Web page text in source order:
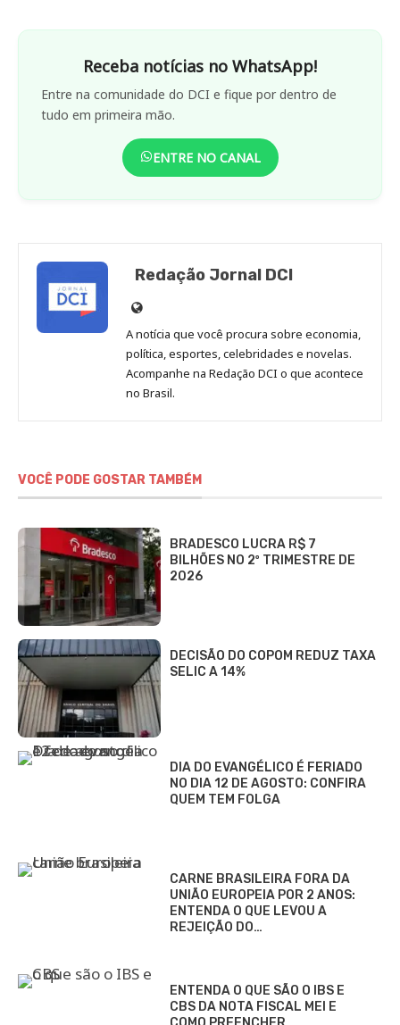
Receba notícias no WhatsApp!
Entre na comunidade do DCI e fique por dentro de
tudo em primeira mão.
ENTRE NO CANAL
Redação Jornal DCI
Site
de
Redação
Jornal
DCI
A notícia que você procura sobre economia,
política, esportes, celebridades e novelas.
Acompanhe na Redação DCI o que acontece
no Brasil.
VOCÊ PODE GOSTAR TAMBÉM
BRADESCO LUCRA R$ 7
BILHÕES NO 2º TRIMESTRE DE
2026
DECISÃO DO COPOM REDUZ TAXA
SELIC A 14%
DIA DO EVANGÉLICO É FERIADO
NO DIA 12 DE AGOSTO: CONFIRA
QUEM TEM FOLGA
CARNE BRASILEIRA FORA DA
UNIÃO EUROPEIA POR 2 ANOS:
ENTENDA O QUE LEVOU A
REJEIÇÃO DO…
ENTENDA O QUE SÃO O IBS E
CBS DA NOTA FISCAL MEI E